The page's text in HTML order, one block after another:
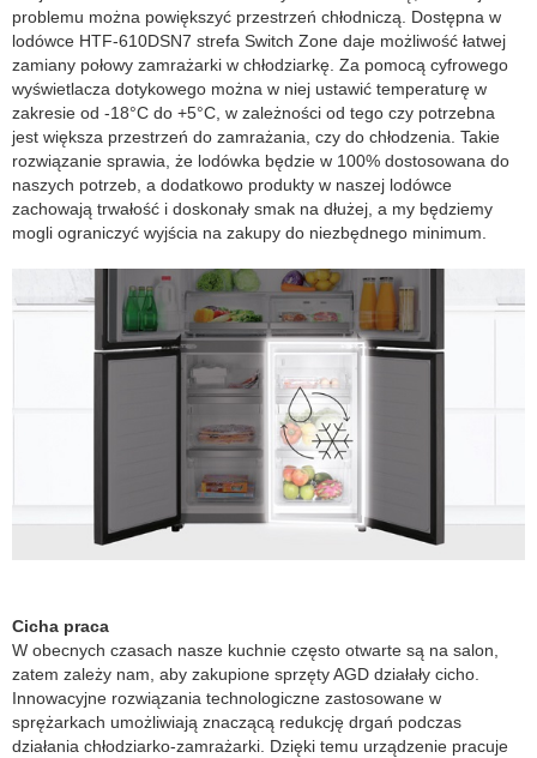
problemu można powiększyć przestrzeń chłodniczą. Dostępna w
lodówce HTF-610DSN7 strefa Switch Zone daje możliwość łatwej
zamiany połowy zamrażarki w chłodziarkę. Za pomocą cyfrowego
wyświetlacza dotykowego można w niej ustawić temperaturę w
zakresie od -18°C do +5°C, w zależności od tego czy potrzebna
jest większa przestrzeń do zamrażania, czy do chłodzenia. Takie
rozwiązanie sprawia, że lodówka będzie w 100% dostosowana do
naszych potrzeb, a dodatkowo produkty w naszej lodówce
zachowają trwałość i doskonały smak na dłużej, a my będziemy
mogli ograniczyć wyjścia na zakupy do niezbędnego minimum.
Cicha praca
W obecnych czasach nasze kuchnie często otwarte są na salon,
zatem zależy nam, aby zakupione sprzęty AGD działały cicho.
Innowacyjne rozwiązania technologiczne zastosowane w
sprężarkach umożliwiają znaczącą redukcję drgań podczas
działania chłodziarko-zamrażarki. Dzięki temu urządzenie pracuje